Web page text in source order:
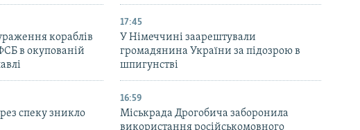
кораблів
в окупованій
17:45
У Німеччині заарештували
громадянина України за підозрою в
шпигунстві
спеку зникло
16:59
Міськрада Дрогобича заборонила
використання російськомовного